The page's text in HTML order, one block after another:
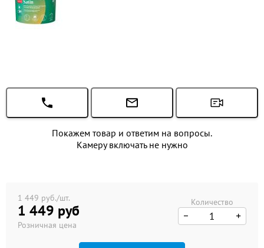
Покажем товар и ответим на вопросы.
Камеру включать не нужно
1 449 руб./шт.
1 449 руб
Розничная цена
Количество